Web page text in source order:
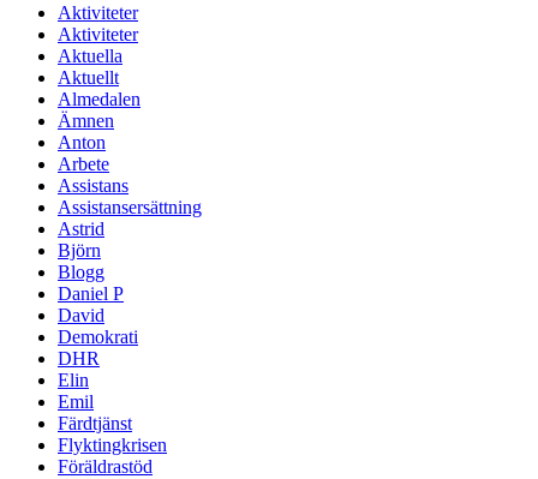
Aktiviteter
Aktiviteter
Aktuella
Aktuellt
Almedalen
Ämnen
Anton
Arbete
Assistans
Assistansersättning
Astrid
Björn
Blogg
Daniel P
David
Demokrati
DHR
Elin
Emil
Färdtjänst
Flyktingkrisen
Föräldrastöd